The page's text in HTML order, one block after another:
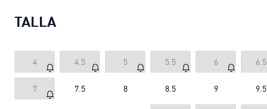
TALLA
4 4.5 5 5.5 6 6.5
7 7.5 8 8.5 9 9.5